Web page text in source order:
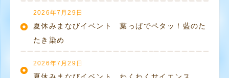
2026年7月29日
夏休みまなびイベント 葉っぱでペタッ！藍のた
たき染め
2026年7月29日
夏休みまなびイベント わくわくサイエンス